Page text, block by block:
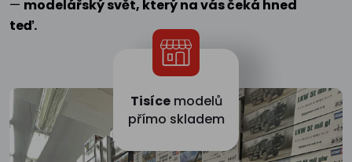
— modelářský svět, který na vás čeká hned
teď.
Tisícemodelů
přímo skladem